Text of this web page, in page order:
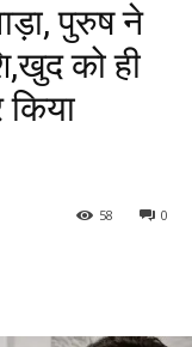
पुरुष ने
को ही
किया
0
58